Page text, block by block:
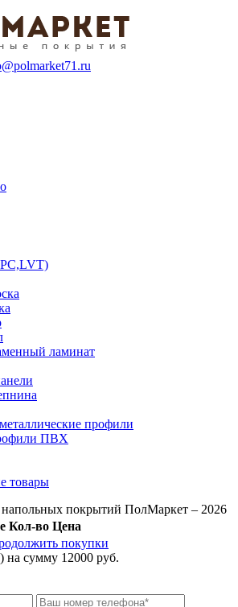
ламинат
профили
ПВХ
товары
покрытий ПолМаркет – 2026
Кол-во Цена
покупки
на сумму 12000 руб.